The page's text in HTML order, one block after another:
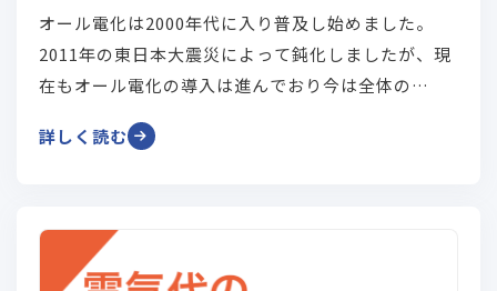
オール電化は2000年代に入り普及し始めました。
2011年の東日本大震災によって鈍化しましたが、現
在もオール電化の導入は進んでおり今は全体の
す。 新築においては約30%の導入率と人気が高まっ
詳しく読む